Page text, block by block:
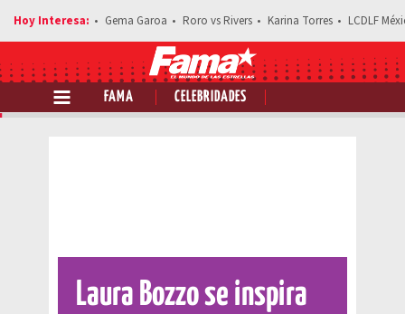
Gema Garoa Roro vs Rivers Karina Torres LCDLF
FAMA CELEBRIDADES
Comparte esta noticia
Laura Bozzo se inspira